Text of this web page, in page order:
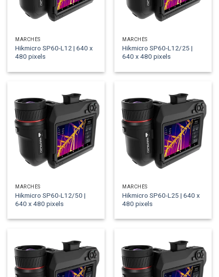
MARCHÉS
Hikmicro SP60-L12 | 640 x
480 pixels
MARCHÉS
Hikmicro SP60-L12/25 |
640 x 480 pixels
MARCHÉS
Hikmicro SP60-L12/50 |
640 x 480 pixels
MARCHÉS
Hikmicro SP60-L25 | 640 x
480 pixels